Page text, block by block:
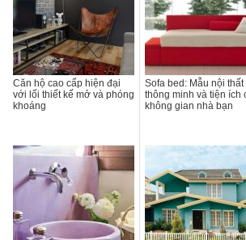
Căn hộ cao cấp hiện đại
với lối thiết kế mở và phóng
khoáng
Sofa bed: Mẫu nội thất
thông minh và tiện ích
không gian nhà bạn